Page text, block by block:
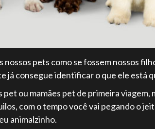
pets como se fossem nossos
já consegue identificar o que ele está
pet ou mamães pet de primeira
com o tempo você vai pegando o
animalzinho.